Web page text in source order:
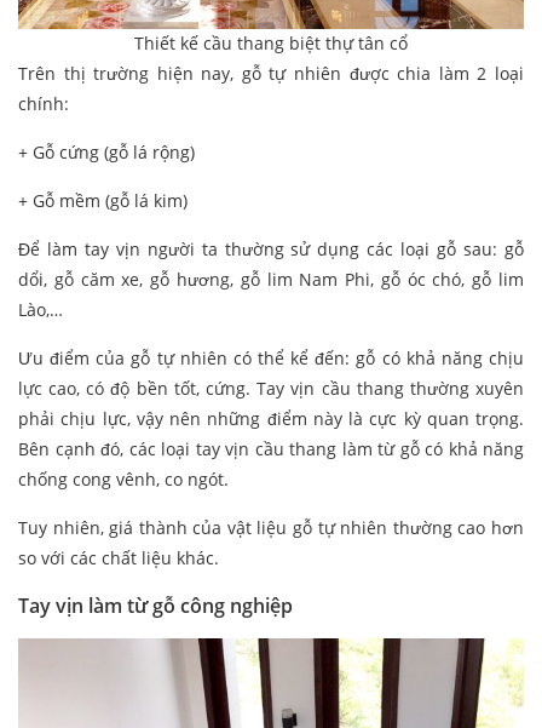
Thiết kế cầu thang biệt thự tân cổ
Trên thị trường hiện nay, gỗ tự nhiên được chia làm 2 loại
chính:
+ Gỗ cứng (gỗ lá rộng)
+ Gỗ mềm (gỗ lá kim)
Để làm tay vịn người ta thường sử dụng các loại gỗ sau: gỗ
dổi, gỗ căm xe, gỗ hương, gỗ lim Nam Phi, gỗ óc chó, gỗ lim
Lào,…
Ưu điểm của gỗ tự nhiên có thể kể đến: gỗ có khả năng chịu
lực cao, có độ bền tốt, cứng. Tay vịn cầu thang thường xuyên
phải chịu lực, vậy nên những điểm này là cực kỳ quan trọng.
Bên cạnh đó, các loại tay vịn cầu thang làm từ gỗ có khả năng
chống cong vênh, co ngót.
Tuy nhiên, giá thành của vật liệu gỗ tự nhiên thường cao hơn
so với các chất liệu khác.
Tay vịn làm từ gỗ công nghiệp